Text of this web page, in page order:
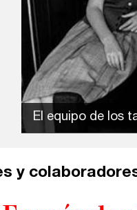
El equipo de los
y